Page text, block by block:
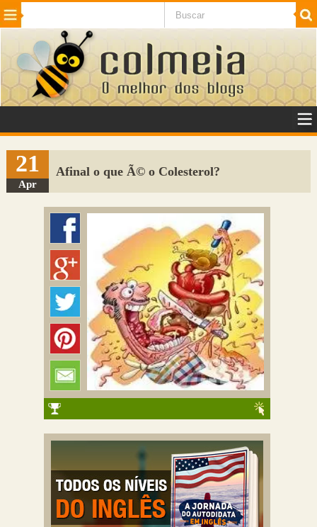
Beleza Cinema e TV
Internet Jogos NotÃ­cias SaÃºde
VeÃ­culos Adulto
Sugerir Link
Adicionar Blog
Colmeia Exchange
21
Apr
Afinal o que Ã© o Colesterol?